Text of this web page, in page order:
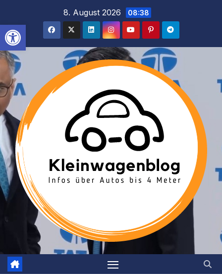
Werkzeugleiste öffnen
springen
8. August 2026 08:38